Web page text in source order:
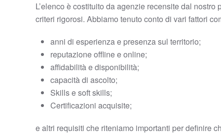
L’elenco è costituito da agenzie recensite dal nostro
criteri rigorosi. Abbiamo tenuto conto di vari fattori
anni di esperienza e presenza sul territorio;
reputazione offline e online;
affidabilità e disponibilità;
capacità di ascolto;
Skills e soft skills;
Certificazioni acquisite;
e altri requisiti che riteniamo importanti per definire